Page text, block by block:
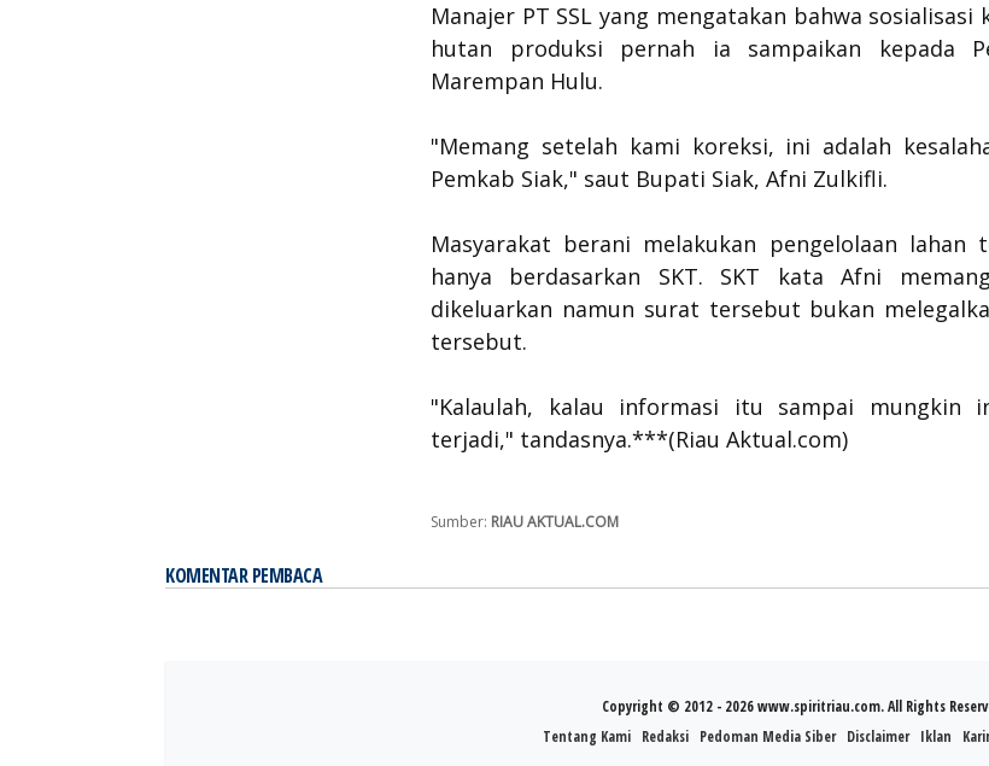
Manajer PT SSL yang mengatakan bahwa sosialisasi
hutan produksi pernah ia sampaikan kepada
Marempan Hulu.
"Memang setelah kami koreksi, ini adalah
Pemkab Siak," saut Bupati Siak, Afni Zulkifli.
Masyarakat berani melakukan pengelolaan lahan
hanya berdasarkan SKT. SKT kata Afni
dikeluarkan namun surat tersebut bukan
tersebut.
"Kalaulah, kalau informasi itu sampai mungkin
terjadi," tandasnya.***(Riau Aktual.com)
Sumber: RIAU AKTUAL.COM
KOMENTAR PEMBACA
Copyright © 2012 - 2026 www.spiritriau.com. All Rights
Tentang Kami Redaksi Pedoman Media Siber Disclaimer Iklan Karir